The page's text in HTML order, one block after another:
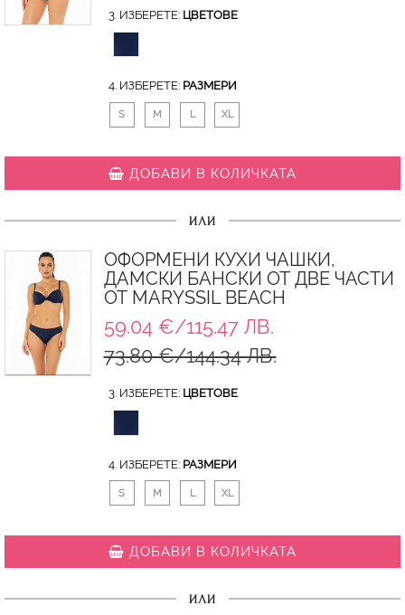
3. ИЗБЕРЕТЕ: ЦВЕТОВЕ
4. ИЗБЕРЕТЕ: РАЗМЕРИ
S M L XL
ДОБАВИ В КОЛИЧКАТА
ИЛИ
ОФОРМЕНИ КУХИ ЧАШКИ,
ДАМСКИ БАНСКИ ОТ ДВЕ ЧАСТИ
ОТ MARYSSIL BEACH
59.04 €/115.47 ЛВ.
73.80 €/144.34 ЛВ.
3. ИЗБЕРЕТЕ: ЦВЕТОВЕ
4. ИЗБЕРЕТЕ: РАЗМЕРИ
S M L XL
ДОБАВИ В КОЛИЧКАТА
ИЛИ